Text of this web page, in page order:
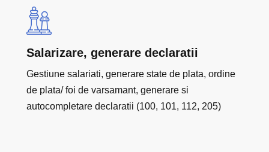
Salarizare, generare declaratii
Gestiune salariati, generare state de plata, ordine
de plata/ foi de varsamant, generare si
autocompletare declaratii (100, 101, 112, 205)